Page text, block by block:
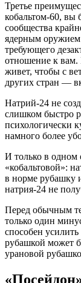
Третье
кобальтом-60, вы
сообщества
ядерным оружием
требующего
отношение к вам.
живет, чтобы с
других стран —
Натрий-24 не
слишком быстро
психологически
намного более
И только в одном
«кобальтовой»:
в норме рубашку
натрия-24 не
Перед обычным
только один
способен
рубашкой может
урановой